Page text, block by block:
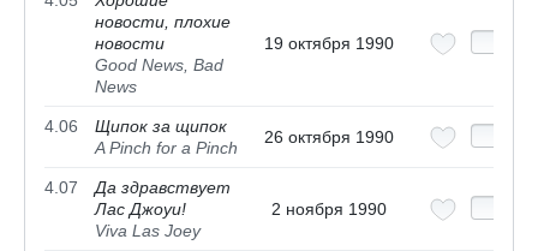
новости, плохие
новости
Good News, Bad
News
19 октября 1990
4.06
Щипок за щипок
A Pinch for a Pinch
26 октября 1990
4.07
Да здравствует
Лас Джоуи!
Viva Las Joey
2 ноября 1990